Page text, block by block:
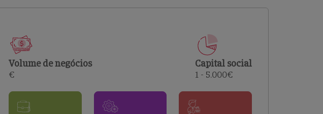
comerciais e analisar o risco de incumprimento dos
Volume de negócios
€
Capital social
1 - 5.000€